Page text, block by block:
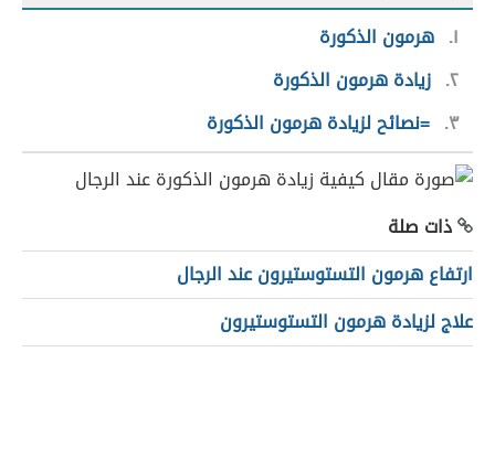
١ هرمون الذكورة
٢ زيادة هرمون الذكورة
٣ =نصائح لزيادة هرمون الذكورة
ذات صلة
ارتفاع هرمون التستوستيرون عند الرجال
علاج لزيادة هرمون التستوستيرون